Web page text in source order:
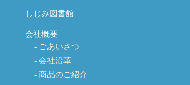
しじみ図書館
会社概要
ごあいさつ
会社沿革
商品のご紹介